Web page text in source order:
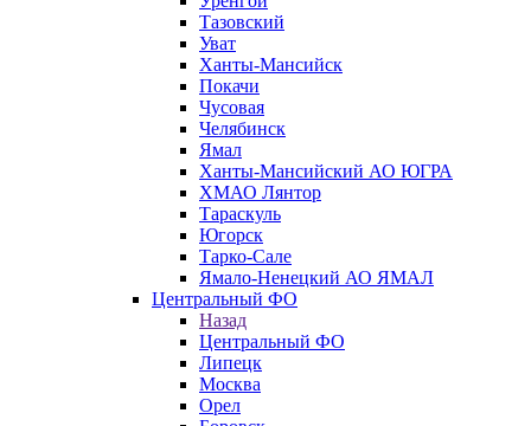
Тазовский
Уват
Ханты-Мансийск
Покачи
Чусовая
Челябинск
Ямал
Ханты-Мансийский АО ЮГРА
ХМАО Лянтор
Тараскуль
Югорск
Тарко-Сале
Ямало-Ненецкий АО ЯМАЛ
Центральный ФО
Назад
Центральный ФО
Липецк
Москва
Орел